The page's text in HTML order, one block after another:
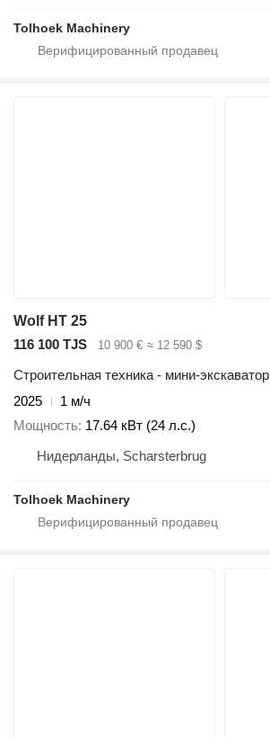
Tolhoek Machinery
Wolf HT 25
116 100 TJS
10 900 € ≈ 12 590 $
Строительная техника - мини-экскаватор
2025
1 м/ч
Мощность 17.64 кВт (24 л.с.)
Нидерланды, Scharsterbrug
Tolhoek Machinery